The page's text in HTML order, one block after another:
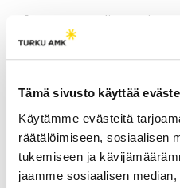
Tämä sivusto käyttää
Käytämme evästeitä
räätälöimiseen, sosiaalisen
tukemiseen ja
jaamme sosiaalisen
[vc_tta_accordion
tab_id=”1458134585005-
1/2018. Suomen sata
2037.
Opetus- ja
Korkeakoulutus ja